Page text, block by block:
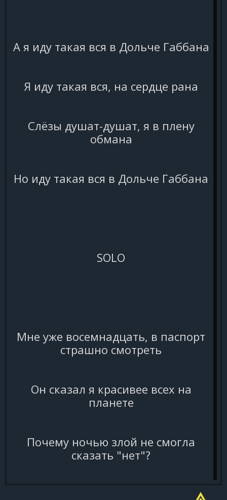
А я иду такая вся в Дольче Габбана
Я иду такая вся, на сердце рана
Слёзы душат-душат, я в плену
обмана
Но иду такая вся в Дольче Габбана
SOLO
Мне уже восемнадцать, в паспорт
страшно смотреть
Он сказал я красивее всех на
планете
Почему ночью злой не смогла
сказать "нет"?